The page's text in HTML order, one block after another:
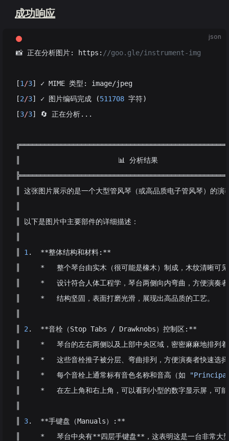
成功响应
json
📸 正在分析图片: https: //goo.gle/instrument-img
[1 /3] ✓ MIME 类型: image/jpeg
[2/3] ✓ 图片编码完成 (511708 字符)
[3/3] 🔄 正在分析...
║                        📊 分析结果
║ 这张图片展示的是一个大型管风琴（或高品质电子管风琴）的
║ 以下是图片中主要部件的详细描述：
1 .  **整体结构和材料:**
║     *   整个琴台由实木（很可能是橡木）制成，木纹清晰可见
║     *   设计符合人体工程学，琴台两侧向内弯曲，方便演奏者
║     *   结构坚固，表面打磨光滑，展现出高品质的工艺。
2 .  **音栓（Stop Tabs / Drawknobs）控制区:**
║     *   琴台的左右两侧以及上部中央区域，密密麻麻地排列着
║     *   这些音栓推子被分层、弯曲排列，方便演奏者快速选择
║     *   每个音栓上通常标有音色名称和音高（如
║     *   在左上角和右上角，可以看到小型的数字显示屏，可能
3.  **手键盘（Manuals）:**
║     *   琴台中央有**四层手键盘**，这表明这是一台非常大型